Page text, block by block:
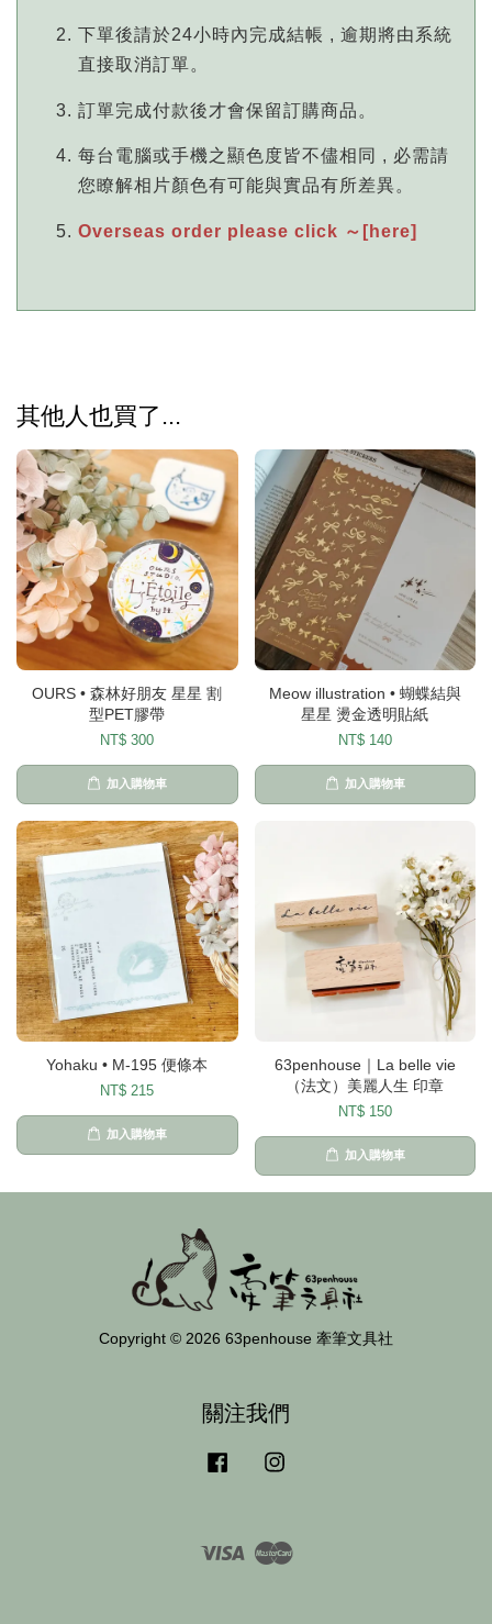
下單後請於24小時內完成結帳 , 逾期將由系統
直接取消訂單。
訂單完成付款後才會保留訂購商品。
每台電腦或手機之顯色度皆不儘相同 , 必需請
您瞭解相片顏色有可能與實品有所差異。
Overseas order please click ～[here]
其他人也買了...
OURS • 森林好朋友 星星 割
型PET膠帶
NT$ 300
加入購物車
Meow illustration • 蝴蝶結與
星星 燙金透明貼紙
NT$ 140
加入購物車
Yohaku • M-195 便條本
NT$ 215
加入購物車
63penhouse｜La belle vie
（法文）美麗人生 印章
NT$ 150
加入購物車
Copyright © 2026 63penhouse 牽筆文具社
關注我們
Facebook
Visa Master